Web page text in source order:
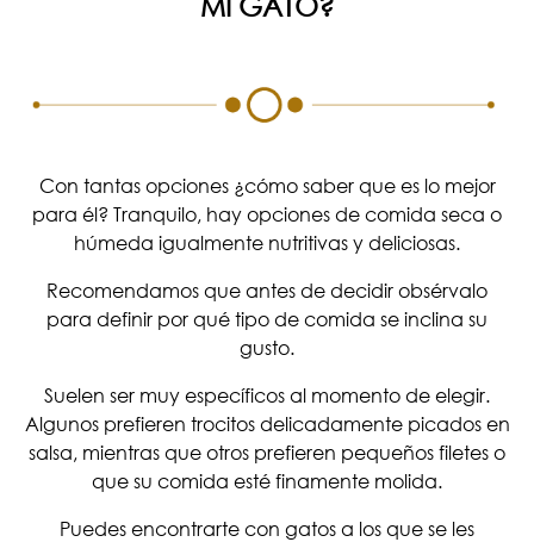
Con tantas opciones ¿cómo saber que es lo mejor
para él? Tranquilo, hay opciones de comida seca o
húmeda igualmente nutritivas y deliciosas.
Recomendamos que antes de decidir obsérvalo
para definir por qué tipo de comida se inclina su
gusto.
Suelen ser muy específicos al momento de elegir.
Algunos prefieren trocitos delicadamente picados en
salsa, mientras que otros prefieren pequeños filetes o
que su comida esté finamente molida.
Puedes encontrarte con gatos a los que se les